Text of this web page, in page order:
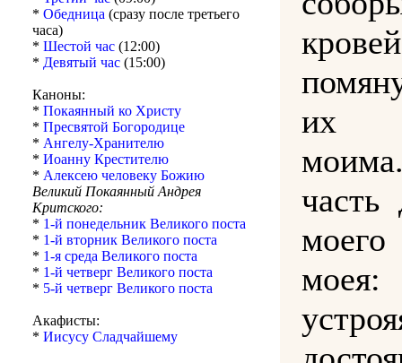
* Обедница (сразу после третьего
часа)
* Шестой час (12:00)
* Девятый час (15:00)
Каноны:
* Покаянный ко Христу
* Пресвятой Богородице
* Ангелу-Хранителю
* Иоанну Крестителю
* Алексею человеку Божию
Великий Покаянный Андрея
Критского:
* 1-й понедельник Великого поста
* 1-й вторник Великого поста
* 1-я среда Великого поста
* 1-й четверг Великого поста
* 5-й четверг Великого поста
Акафисты:
* Иисусу Сладчайшему
их
часть